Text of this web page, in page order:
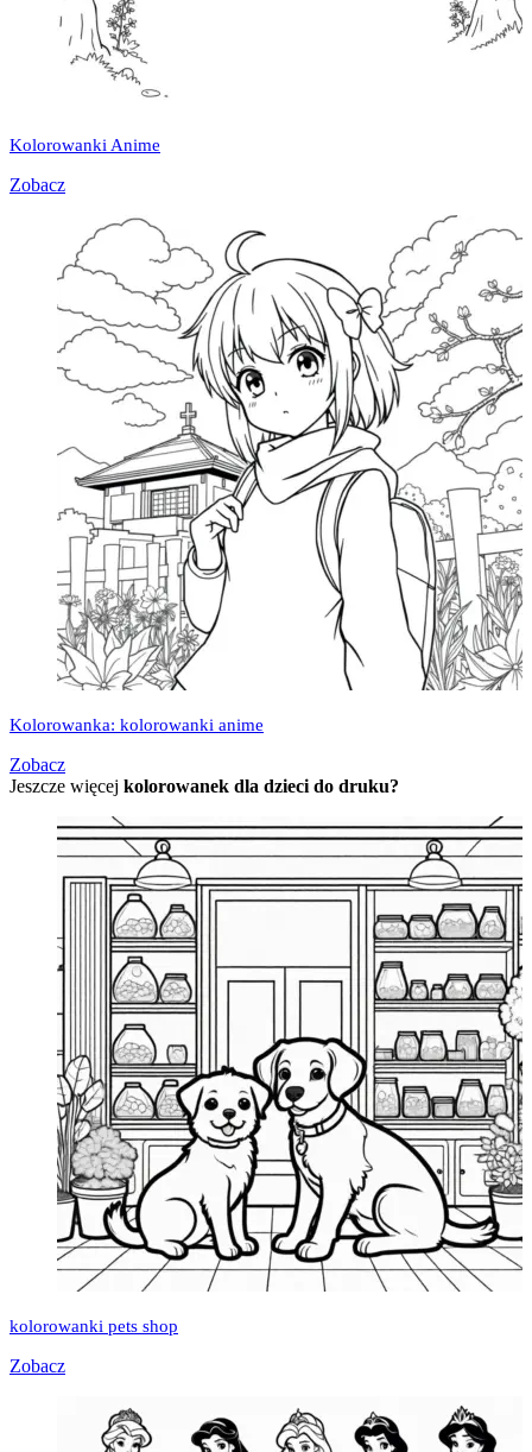
Kolorowanki Anime
Zobacz
Kolorowanka: kolorowanki anime
Zobacz
Jeszcze więcej kolorowanek dla dzieci do druku?
kolorowanki pets shop
Zobacz